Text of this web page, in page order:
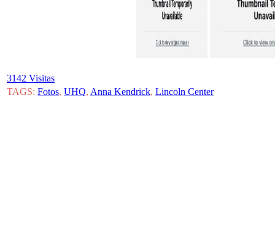
3142 Visitas
TAGS: Fotos, UHQ, Anna Kendrick, Lincoln Center